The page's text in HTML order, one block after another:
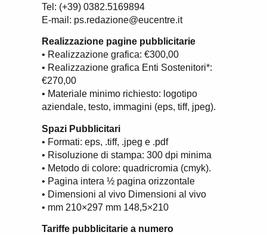
Tel: (+39) 0382.5169894
E-mail: ps.redazione@eucentre.it
Realizzazione pagine pubblicitarie
• Realizzazione grafica: €300,00
• Realizzazione grafica Enti Sostenitori*:
€270,00
• Materiale minimo richiesto: logotipo
aziendale, testo, immagini (eps, tiff, jpeg).
Spazi Pubblicitari
• Formati: eps, .tiff, .jpeg e .pdf
• Risoluzione di stampa: 300 dpi minima
• Metodo di colore: quadricromia (cmyk).
• Pagina intera ½ pagina orizzontale
• Dimensioni al vivo Dimensioni al vivo
• mm 210×297 mm 148,5×210
Tariffe pubblicitarie a numero